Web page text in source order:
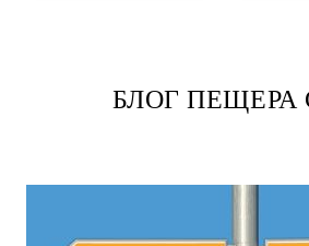
БЛОГ ПЕЩЕРА